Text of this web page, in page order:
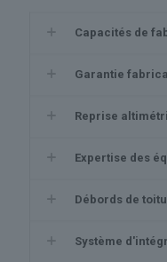
Capacités de
Garantie
Reprise
Expertise des
Débords de
Système